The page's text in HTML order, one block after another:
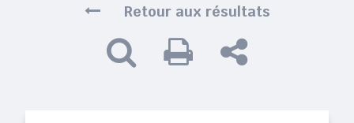
Retour aux résultats